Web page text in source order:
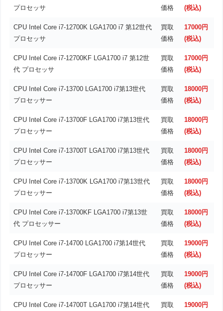
プロセッサ 価格 (税込)
CPU Intel Core i7-12700K LGA1700 i7 第12世代
プロセッサ
買取
価格
17000円
(税込)
CPU Intel Core i7-12700KF LGA1700 i7 第12世
代 プロセッサ
買取
価格
17000円
(税込)
CPU Intel Core i7-13700 LGA1700 i7第13世代
プロセッサー
買取
価格
18000円
(税込)
CPU Intel Core i7-13700F LGA1700 i7第13世代
プロセッサー
買取
価格
18000円
(税込)
CPU Intel Core i7-13700T LGA1700 i7第13世代
プロセッサー
買取
価格
18000円
(税込)
CPU Intel Core i7-13700K LGA1700 i7第13世代
プロセッサー
買取
価格
18000円
(税込)
CPU Intel Core i7-13700KF LGA1700 i7第13世
代 プロセッサー
買取
価格
18000円
(税込)
CPU Intel Core i7-14700 LGA1700 i7第14世代
プロセッサー
買取
価格
19000円
(税込)
CPU Intel Core i7-14700F LGA1700 i7第14世代
プロセッサー
買取
価格
19000円
(税込)
CPU Intel Core i7-14700T LGA1700 i7第14世代
買取
19000円